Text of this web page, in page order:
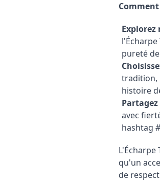
Explorez
pureté
tradition,
histoire
avec
hashtag
qu'un
de